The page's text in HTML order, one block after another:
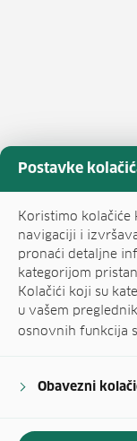
Postavke
Koristimo kolačiće
navigaciji i
pronaći detaljne
kategorijom
Kolačići koji su
u vašem
osnovnih funkcija
Obavezni